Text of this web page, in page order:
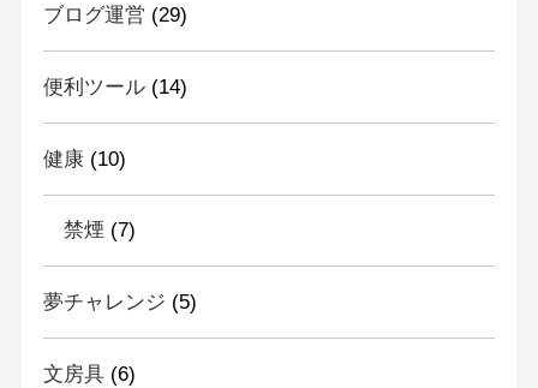
ブログ運営 (29)
便利ツール(14)
健康(10)
禁煙 (7)
夢チャレンジ (5)
文房具(6)